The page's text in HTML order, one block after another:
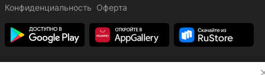
Конфиденциальность Оферта